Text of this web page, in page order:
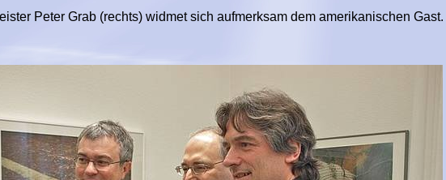
Grab (rechts) widmet sich aufmerksam dem amerikanischen Gast.